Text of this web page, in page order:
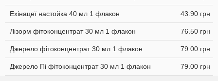
Ехінацеї настойка 40 мл 1 флакон 43.90 грн
Лізорм фітоконцентрат 30 мл 1 флакон 76.50 грн
Джерело фітоконцентрат 30 мл 1 флакон 79.00 грн
Джерело Пі фітоконцентрат 30 мл 1 флакон 79.00 грн